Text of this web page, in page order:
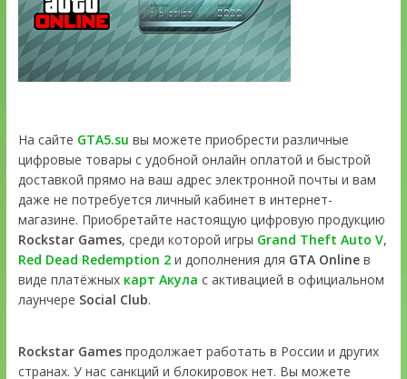
На сайте GTA5.su вы можете приобрести различные
цифровые товары с удобной онлайн оплатой и быстрой
доставкой прямо на ваш адрес электронной почты и вам
даже не потребуется личный кабинет в интернет-
магазине. Приобретайте настоящую цифровую продукцию
Rockstar Games, среди которой игры Grand Theft Auto V,
Red Dead Redemption 2и дополнения для GTA Onlineв
виде платёжных карт Акула с активацией в официальном
лаунчере Social Club.
Rockstar Gamesпродолжает работать в России и других
странах. У нас санкций и блокировок нет. Вы можете